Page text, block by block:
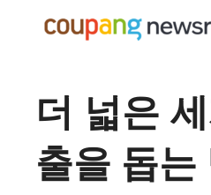
더 넓은
출을 돕는